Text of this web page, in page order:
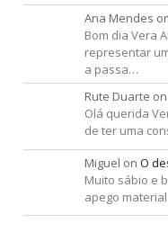
Ana Mendes
Bom dia Vera
representar
a passa…
Rute Duarte on
Olá querida
de ter uma
Miguel on O
Muito sábio e
apego material